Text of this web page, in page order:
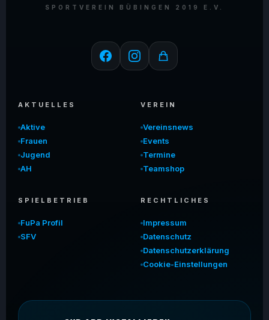
SPORTVEREIN BÜBINGEN 2019 E.V.
AKTUELLES
Aktive
Frauen
Jugend
AH
VEREIN
Vereinsnews
Events
Termine
Teamshop
SPIELBETRIEB
FuPa Profil
SFV
RECHTLICHES
Impressum
Datenschutz
Datenschutzerklärung
Cookie-Einstellungen